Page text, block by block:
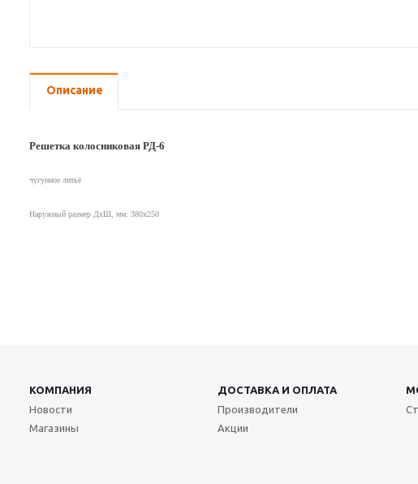
Описание
Решетка колосниковая РД-6
чугунное литьё
Наружный размер ДхШ, мм: 380х250
КОМПАНИЯ ДОСТАВКА И ОПЛАТА
Новости
Магазины
Производители
Акции